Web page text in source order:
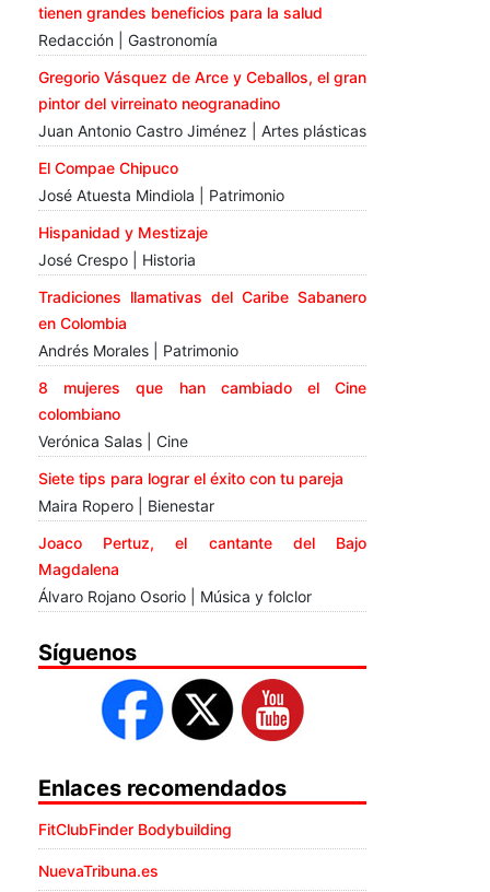
tienen grandes beneficios para la salud
Redacción | Gastronomía
Gregorio Vásquez de Arce y Ceballos, el gran
pintor del virreinato neogranadino
Juan Antonio Castro Jiménez | Artes plásticas
El Compae Chipuco
José Atuesta Mindiola | Patrimonio
Hispanidad y Mestizaje
José Crespo | Historia
Tradiciones llamativas del Caribe Sabanero
en Colombia
Andrés Morales | Patrimonio
8 mujeres que han cambiado el Cine
colombiano
Verónica Salas | Cine
Siete tips para lograr el éxito con tu pareja
Maira Ropero | Bienestar
Joaco Pertuz, el cantante del Bajo
Magdalena
Álvaro Rojano Osorio | Música y folclor
Síguenos
Enlaces recomendados
FitClubFinder Bodybuilding
NuevaTribuna.es